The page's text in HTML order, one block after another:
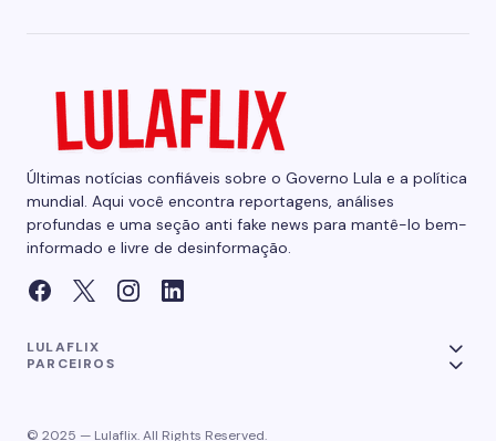
Últimas notícias confiáveis sobre o Governo Lula e a política
mundial. Aqui você encontra reportagens, análises
profundas e uma seção anti fake news para mantê-lo bem-
informado e livre de desinformação.
LULAFLIX
PARCEIROS
© 2025 — Lulaflix. All Rights Reserved.